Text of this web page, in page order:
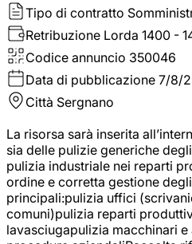
Tipo di contratto
Retribuzione Lorda 1400 -
Codice annuncio 350046
Data di pubblicazione 7/8/
Città Sergnano
La risorsa sarà inserita
sia delle pulizie generiche
pulizia industriale nei reparti
ordine e corretta gestione
principali:pulizia uffici
comuni)pulizia reparti
lavasciugapulizia macchinari